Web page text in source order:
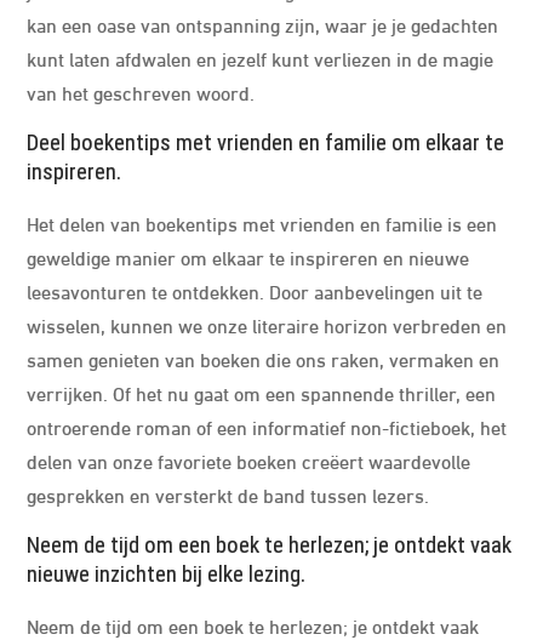
kan een oase van ontspanning zijn, waar je je gedachten
kunt laten afdwalen en jezelf kunt verliezen in de magie
van het geschreven woord.
Deel boekentips met vrienden en familie om elkaar te
inspireren.
Het delen van boekentips met vrienden en familie is een
geweldige manier om elkaar te inspireren en nieuwe
leesavonturen te ontdekken. Door aanbevelingen uit te
wisselen, kunnen we onze literaire horizon verbreden en
samen genieten van boeken die ons raken, vermaken en
verrijken. Of het nu gaat om een spannende thriller, een
ontroerende roman of een informatief non-fictieboek, het
delen van onze favoriete boeken creëert waardevolle
gesprekken en versterkt de band tussen lezers.
Neem de tijd om een boek te herlezen; je ontdekt vaak
nieuwe inzichten bij elke lezing.
Neem de tijd om een boek te herlezen; je ontdekt vaak